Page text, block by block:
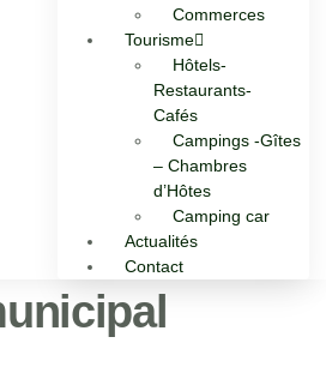
Commerces
Tourisme
Hôtels-
Restaurants-
Cafés
Campings -Gîtes
– Chambres
d’Hôtes
Camping car
Actualités
Contact